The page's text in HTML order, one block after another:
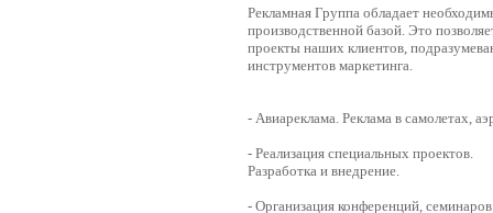
Рекламная Группа обладает
производственной базой. Это
проекты наших клиентов,
инструментов маркетинга.
- Авиареклама. Реклама в самолетах,
- Реализация специальных проектов.
Разработка и внедрение.
- Организация конференций,